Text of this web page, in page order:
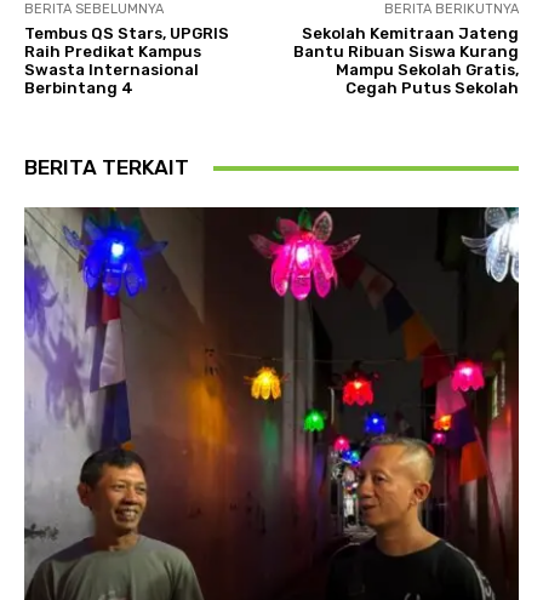
BERITA SEBELUMNYA
Tembus QS Stars, UPGRIS
Raih Predikat Kampus
Swasta Internasional
Berbintang 4
BERITA BERIKUTNYA
Sekolah Kemitraan Jateng
Bantu Ribuan Siswa Kurang
Mampu Sekolah Gratis,
Cegah Putus Sekolah
BERITA TERKAIT